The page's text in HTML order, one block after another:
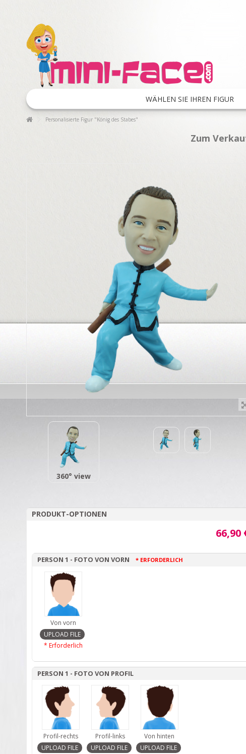
WÄHLEN SIE IHREN FIGUR
Personalisierte Figur "König des Stabes"
Zum
360° view
PRODUKT-OPTIONEN
66,90
PERSON 1 - FOTO VON VORN * ERFORDERLICH
Von vorn
* Erforderlich
PERSON 1 - FOTO VON PROFIL
Profil-rechts Profil-links Von hinten